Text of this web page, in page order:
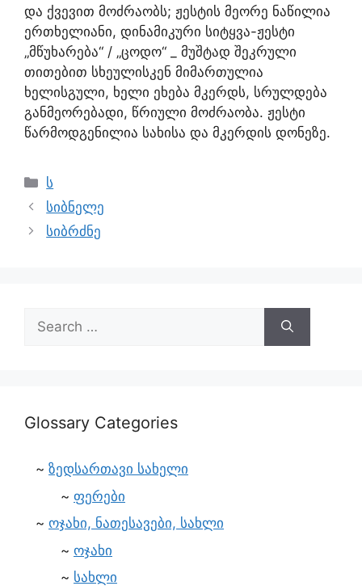
და ქვევით მოძრაობს; ჟესტის მეორე ნაწილია
ერთხელიანი, დინამიკური სიტყვა-ჟესტი
„მწუხარება“ / „ცოდო“ _ მუშტად შეკრული
თითებით სხეულისკენ მიმართულია
ხელისგული, ხელი ეხება მკერდს, სრულდება
განმეორებადი, წრიული მოძრაობა. ჟესტი
წარმოდგენილია სახისა და მკერდის დონეზე.
ს
სიბნელე
სიბრძნე
Glossary Categories
ზედსართავი სახელი
ფერები
ოჯახი, ნათესავები, სახლი
ოჯახი
სახლი